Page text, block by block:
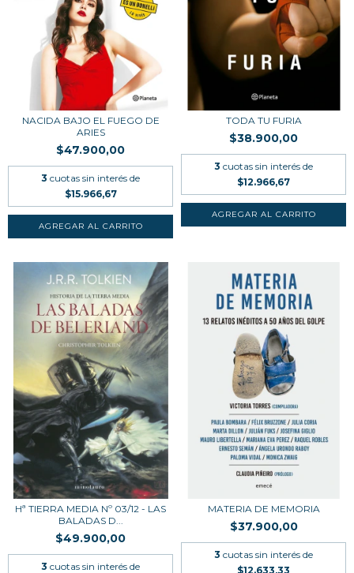
NACIDA BAJO EL FUEGO DE
ARIES
$47.900,00
3 cuotas sin interés de
$15.966,67
TODA TU FURIA
$38.900,00
3 cuotas sin interés de
$12.966,67
Hª TIERRA MEDIA Nº 03/12 - LAS
BALADAS D...
$49.900,00
3 cuotas sin interés de
MATERIA DE MEMORIA
$37.900,00
3 cuotas sin interés de
$12.633,33